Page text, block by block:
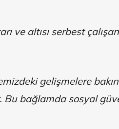
ve altısı serbest
gelişmelere
Bu bağlamda sosyal